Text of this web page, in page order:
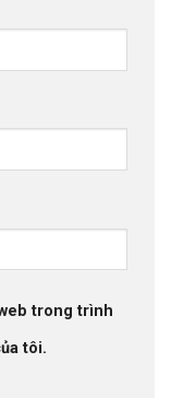
trong trình
tôi.